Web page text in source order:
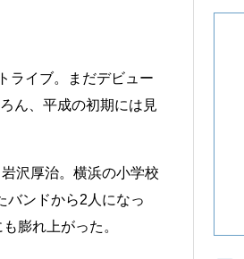
ライブ。まだデビュー
ん、平成の初期には見
沢厚治。横浜の小学校
バンドから2人になっ
膨れ上がった。